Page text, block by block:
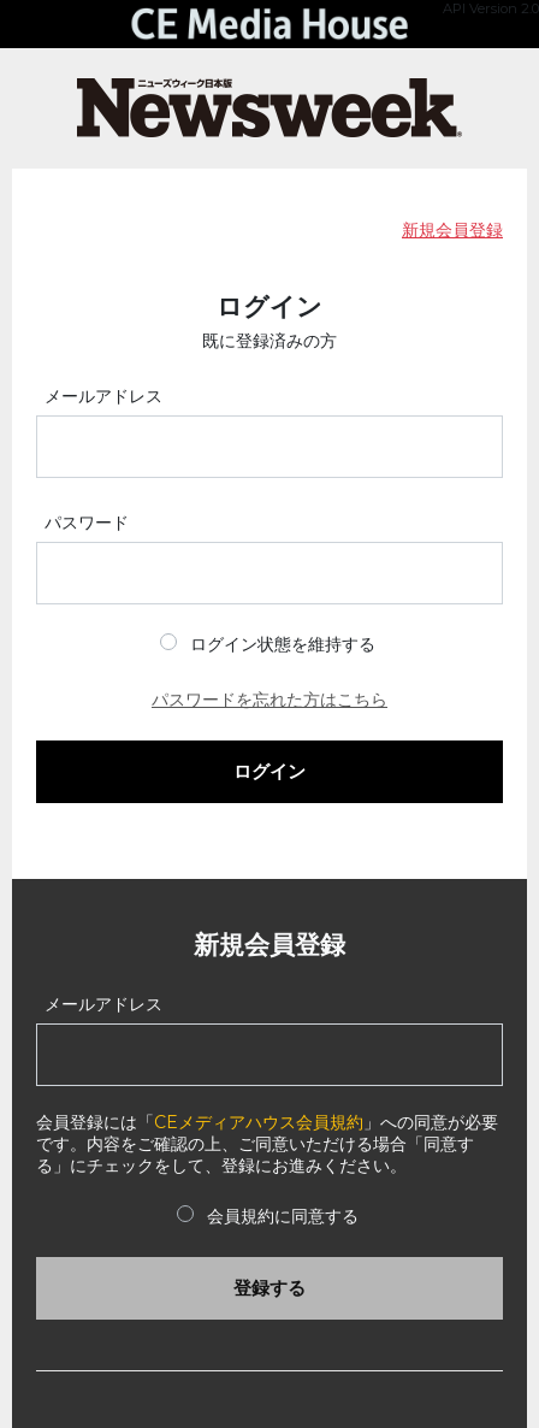
API Version 2.0
新規会員登録
ログイン
既に登録済みの方
メールアドレス
パスワード
ログイン状態を維持する
パスワードを忘れた方はこちら
ログイン
新規会員登録
メールアドレス
会員登録には「CEメディアハウス会員規約 」への同意が必要
です。内容をご確認の上、ご同意いただける場合「同意す
る」にチェックをして、登録にお進みください。
会員規約に同意する
登録する